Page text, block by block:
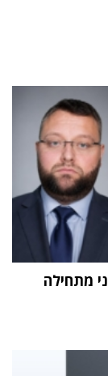
מתחילה